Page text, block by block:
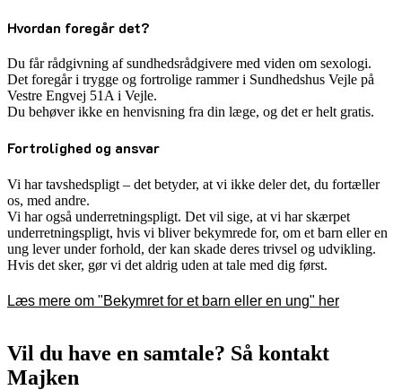
Hvordan foregår det?
Du får rådgivning af sundhedsrådgivere med viden om sexologi.
Det foregår i trygge og fortrolige rammer i Sundhedshus Vejle på
Vestre Engvej 51A i Vejle.
Du behøver ikke en henvisning fra din læge, og det er helt gratis.
Fortrolighed og ansvar
Vi har tavshedspligt – det betyder, at vi ikke deler det, du fortæller
os, med andre.
Vi har også underretningspligt. Det vil sige, at vi har skærpet
underretningspligt, hvis vi bliver bekymrede for, om et barn eller en
ung lever under forhold, der kan skade deres trivsel og udvikling.
Hvis det sker, gør vi det aldrig uden at tale med dig først.
Læs mere om "Bekymret for et barn eller en ung" her
Vil du have en samtale? Så kontakt
Majken